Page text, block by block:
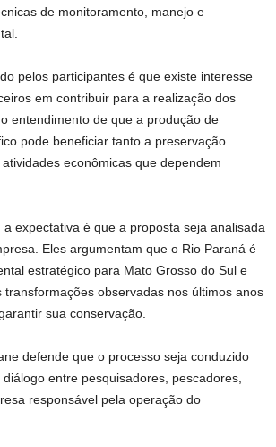
de monitoramento, manejo e
pelos participantes é que existe interesse
em contribuir para a realização dos
entendimento de que a produção de
pode beneficiar tanto a preservação
econômicas que dependem
a expectativa é que a proposta seja analisada
Eles argumentam que o Rio Paraná é
estratégico para Mato Grosso do Sul e
observadas nos últimos anos
sua conservação.
defende que o processo seja conduzido
entre pesquisadores, pescadores,
responsável pela operação do